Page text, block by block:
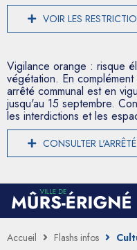
VOIR LES
Vigilance orange : risque
végétation. En
arrêté communal est en
jusqu'au 15 septembre.
les interdictions et les
CONSULTER
Accueil Flashs infos